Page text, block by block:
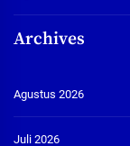
Archives
Agustus 2026
Juli 2026